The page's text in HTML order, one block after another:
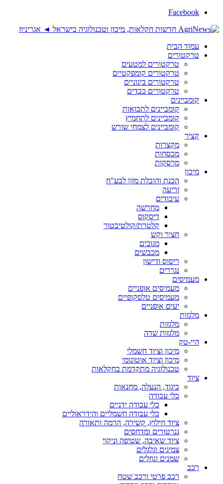
Facebook
עמוד הבית
טרקטורים
טרקטורים למטעים
טרקטורים קומפקטיים
טרקטורים בינוניים
טרקטורים כבדים
קומביינים
קומביינים לתבואות
קומביינים לתחמיץ
קומביינים לצמחי שורש
קציר
מקצרות
מכסחות
מרסקות
מיכון
הכנת והובלת מזון לבע"ח
זריעה
עיבודים
מחרשה
דיסקוס
קלטרת/קולטיבטור
חציר וקש
מגובים
מכבשים
ריסוס ודישון
נגררים
מעמיסים
מעמיסים אופניים
מעמיסים טלסקופיים
יעים אופניים
מלגזות
מלגזות
מלגזות שדה
היי-טק
מיכון וציוד חשמלי
מיכון וציוד אוטונומי
טכנולוגיה מתקדמת בחקלאות
ציוד
ביגוד, הנעלה, מחנאות
כלי עבודה
כלי עבודה ידניים
כלי עבודה חשמליים והידראוליים
ציוד חילוץ, קשירה, הרמה ותאורה
גנרטורים ומדחסים
ציוד שאיבה, שטיפה וניקוי
צמיגים וגלגלים
שמנים ונוזלים
רכב
רכב פרטי ורכב שטח